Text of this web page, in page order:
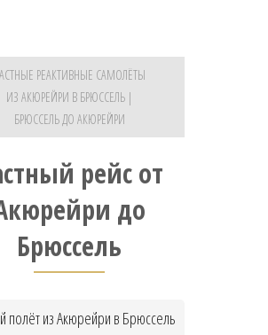
РЕАКТИВНЫЕ САМОЛЁТЫ
ИЗ АКЮРЕЙРИ В БРЮССЕЛЬ |
БРЮССЕЛЬ ДО АКЮРЕЙРИ
рейс от
до
Брюссель
полёт из Акюрейри в Брюссель